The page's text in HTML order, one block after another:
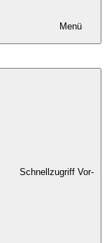
Menü
Schnellzugriff Vor-